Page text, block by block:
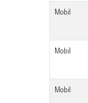
Mobil
Mobil
Mobil